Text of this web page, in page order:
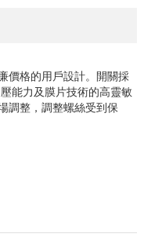
價格的用戶設計。開關採
能力及膜片技術的高靈敏
調整，調整螺絲受到保